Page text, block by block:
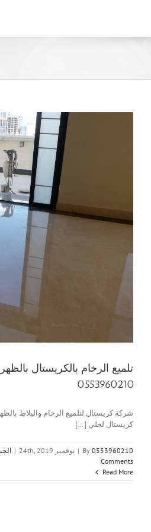
تلميع الرخام بالكريستال
0553960210
كريستال لجلي [...]
By 0553960210
| نوفمبر 24th, 2019 |
Comments
Read More